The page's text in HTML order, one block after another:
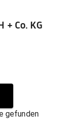
Co. KG
gefunden